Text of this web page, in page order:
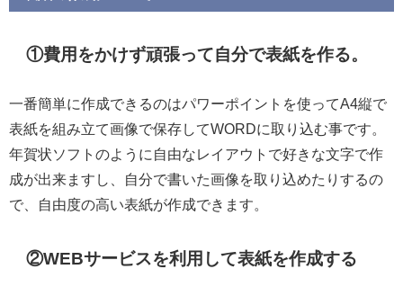
①費用をかけず頑張って自分で表紙を作る。
一番簡単に作成できるのはパワーポイントを使ってA4縦で
表紙を組み立て画像で保存してWORDに取り込む事です。
年賀状ソフトのように自由なレイアウトで好きな文字で作
成が出来ますし、自分で書いた画像を取り込めたりするの
で、自由度の高い表紙が作成できます。
②WEBサービスを利用して表紙を作成する